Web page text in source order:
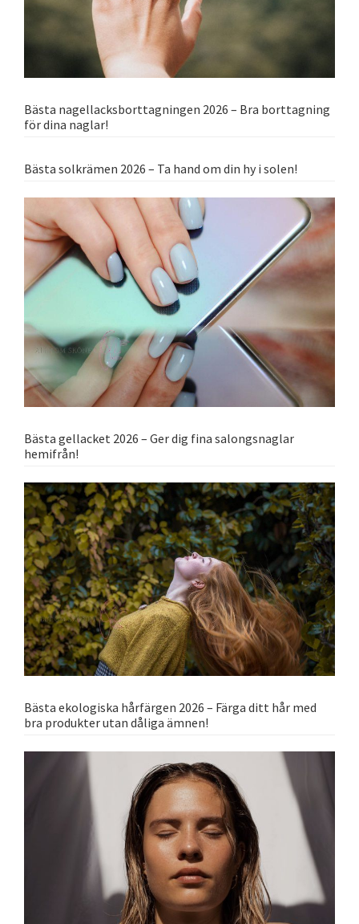
Bästa nagellacksborttagningen 2026 – Bra borttagning
för dina naglar!
Bästa solkrämen 2026 – Ta hand om din hy i solen!
Bästa gellacket 2026 – Ger dig fina salongsnaglar
hemifrån!
Bästa ekologiska hårfärgen 2026 – Färga ditt hår med
bra produkter utan dåliga ämnen!